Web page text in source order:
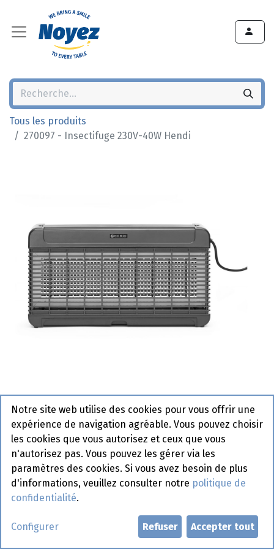
Tous les produits
270097 - Insectifuge 230V-40W Hendi
270097 - Insectifuge 230V-40W
Hendi
Demander un compte
Notre site web utilise des cookies pour vous offrir une
expérience de navigation agréable. Vous pouvez choisir
les cookies que vous autorisez et ceux que vous
n'autorisez pas. Vous pouvez les gérer via les
paramètres des cookies. Si vous avez besoin de plus
d'informations, veuillez consulter notre politique de
confidentialité.
Configurer Refuser Accepter tout